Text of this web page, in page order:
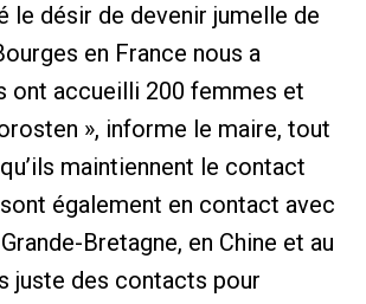
le désir de devenir jumelle de
en France nous a
ont accueilli 200 femmes et
», informe le maire, tout
maintiennent le contact
également en contact avec
Bretagne, en Chine et au
juste des contacts pour